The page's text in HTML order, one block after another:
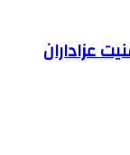
عزاداران